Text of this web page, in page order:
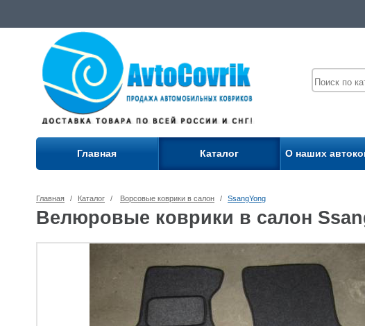
Главная Каталог О наших
Главная / Каталог / Ворсовые коврики в салон / SsangYong
Велюровые коврики в салон